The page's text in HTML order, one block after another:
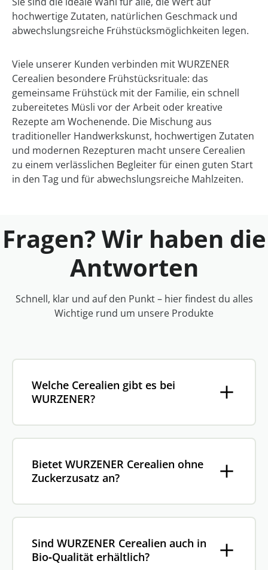
hochwertige Zutaten, natürlichen Geschmack und
abwechslungsreiche Frühstücksmöglichkeiten legen.
Viele unserer Kunden verbinden mit WURZENER
Cerealien besondere Frühstücksrituale: das
gemeinsame Frühstück mit der Familie, ein schnell
zubereitetes Müsli vor der Arbeit oder kreative
Rezepte am Wochenende. Die Mischung aus
traditioneller Handwerkskunst, hochwertigen Zutaten
und modernen Rezepturen macht unsere Cerealien
zu einem verlässlichen Begleiter für einen guten Start
in den Tag und für abwechslungsreiche Mahlzeiten.
Fragen? Wir haben die
Antworten
Schnell, klar und auf den Punkt – hier findest du alles
Wichtige rund um unsere Produkte
Welche Cerealien gibt es bei
WURZENER?
Bietet WURZENER Cerealien ohne
Zuckerzusatz an?
Sind WURZENER Cerealien auch in
Bio‑Qualität erhältlich?